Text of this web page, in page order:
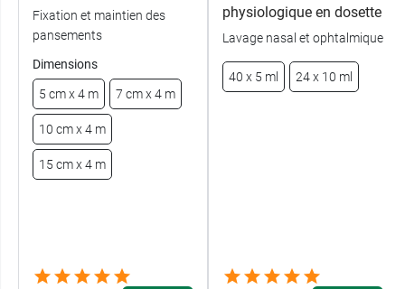
Fixation et maintien des
pansements
Dimensions
5 cm x 4 m 7 cm x 4 m
10 cm x 4 m
15 cm x 4 m
physiologique en dosette
Lavage nasal et ophtalmique
40 x 5 ml 24 x 10 ml